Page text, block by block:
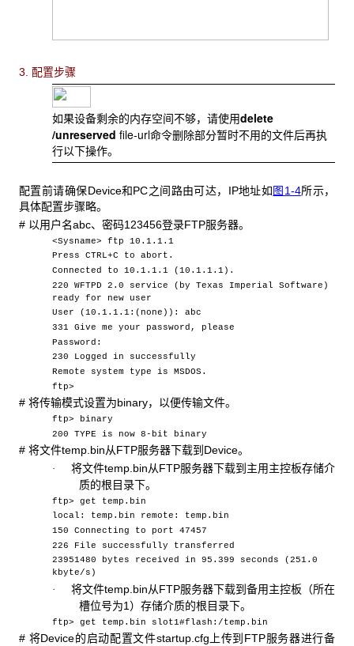
3. 配置步骤
如果设备剩余的内存空间不够，请使用delete
/unreserved file-url命令删除部分暂时不用的文件后再执
行以下操作。
配置前请确保Device和PC之间路由可达，IP地址如图1-4所示，
具体配置步骤略。
# 以用户名abc、密码123456登录FTP服务器。
<Sysname> ftp 10.1.1.1
Press CTRL+C to abort.
Connected to 10.1.1.1 (10.1.1.1).
220 WFTPD 2.0 service (by Texas Imperial Software)
ready for new user
User (10.1.1.1:(none)): abc
331 Give me your password, please
Password:
230 Logged in successfully
Remote system type is MSDOS.
ftp>
# 将传输模式设置为binary，以便传输文件。
ftp> binary
200 TYPE is now 8-bit binary
# 将文件temp.bin从FTP服务器下载到Device。
· 将文件temp.bin从FTP服务器下载到主用主控板存储介
质的根目录下。
ftp> get temp.bin
local: temp.bin remote: temp.bin
150 Connecting to port 47457
226 File successfully transferred
23951480 bytes received in 95.399 seconds (251.0
kbyte/s)
· 将文件temp.bin从FTP服务器下载到备用主控板（所在
槽位号为1）存储介质的根目录下。
ftp> get temp.bin slot1#flash:/temp.bin
# 将Device的启动配置文件startup.cfg上传到FTP服务器进行备